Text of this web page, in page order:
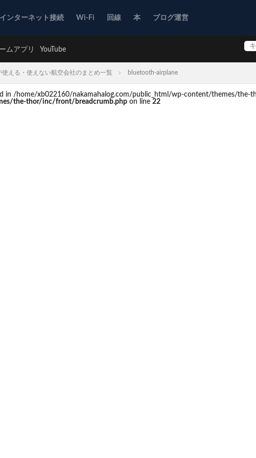
インターネット接続 Wi-Fi 回線 本 ブログ運営
ムアプリ YouTube
える・使えない航空会社のまとめ一覧 bluetooth-airplane
in /home/xb022160/nakamahalog.com/public_html/wp-content/themes/
the-thor/inc/front/breadcrumb.php on line 22